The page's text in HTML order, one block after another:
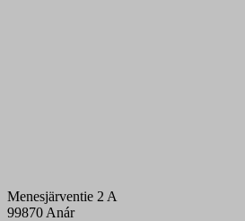
Menesjärventie 2 A
99870 Anár